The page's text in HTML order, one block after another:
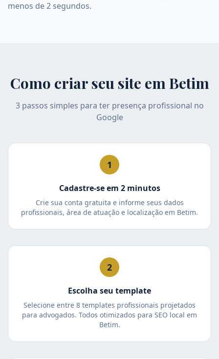
menos de 2 segundos.
Como criar seu site emBetim
3 passos simples para ter presença profissional no
Google
1
Cadastre-se em 2 minutos
Crie sua conta gratuita e informe seus dados
profissionais, área de atuação e localização em Betim.
2
Escolha seu template
Selecione entre 8 templates profissionais projetados
para advogados. Todos otimizados para SEO local em
Betim.